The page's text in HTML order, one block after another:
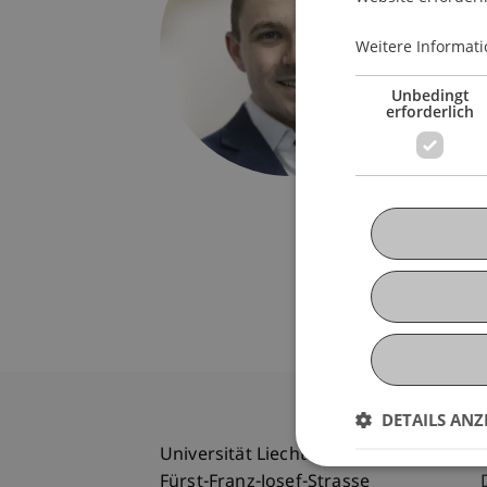
9490
Universität Liechtenstein
Weitere
Unbedingt
erforderlich
DETAILS